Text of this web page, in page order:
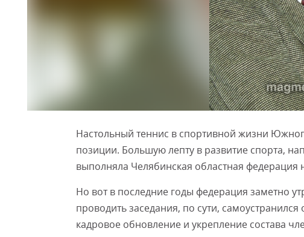
Настольный теннис в спортивной жизни
позиции. Большую лепту в развитие спорта,
выполняла Челябинская областная федерация
Но вот в последние годы федерация заметно
проводить заседания, по сути,
кадровое обновление и укрепление состава